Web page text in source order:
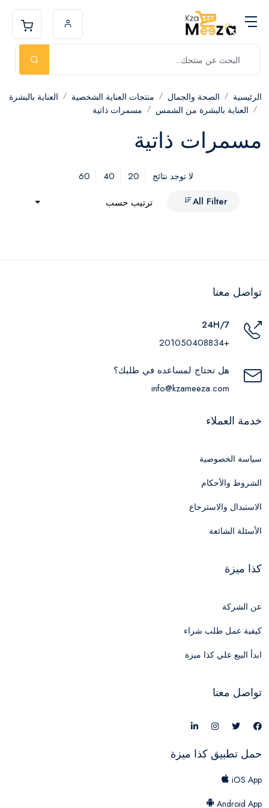
الرئيسية الصحة والجمال منتجات العناية الشخصية
العناية بالبشرة
العناية بالبشرة من الشمس
مسمرات ذاتية
مسمرات ذاتية
لا توجد نتائج 20
40
60
All Filter
ترتيب حسب
تواصل معنا
24H/7
+201050408834
هل تحتاج لمساعده في طلبك؟
info@kzameeza.com
خدمة العملاء
سياسة الخصوصية
الشروط والأحكام
الاستبدال والاسترجاع
الأسئلة الشائعة
كذا ميزة
عن الشركة
كيفية عمل طلب شراء
ابدأ البيع علي كذا ميزة
تواصل معنا
حمل تطبيق كذا ميزة
iOS App
Android App